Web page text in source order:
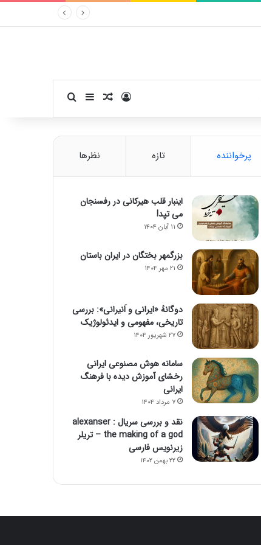
ورودنوشته تصادفی
سایدبارجستجو برای
پرخواننده تازه نظرها
اینبار قلب هیرکانی در رفسنجان
می تپد!
۱۱ آبان ۱۴۰۴
بزرگمهر بختگان در ایران باستان
۲۱ مهر ۱۴۰۴
دوگانهٔ «ایرانی و اَنیرانی»: بررسی
تاریخی، مفهومی و ایدئولوژیک
۲۷ شهریور ۱۴۰۴
سامانه هوش مصنوعی ایرانی
رخشای آموزش دیده با فرهنگ
ایرانی
۷ مرداد ۱۴۰۴
نقد و بررسی سریال alexanser :
the making of a god – تریلر
زیرنویس فارسی
۲۲ بهمن ۱۴۰۲